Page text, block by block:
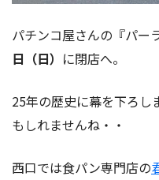
パチンコ屋さんの『パー
日（日） に閉店へ。
25年の歴史に幕を下ろし
もしれませんね・・
西口では食パン専門店の